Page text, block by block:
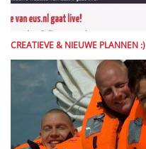
CREATIEVE & NIEUWE PLANNEN :)